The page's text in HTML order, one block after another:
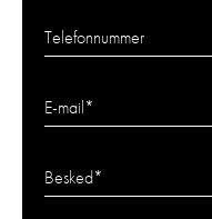
Telefonnummer
E-mail*
Besked*